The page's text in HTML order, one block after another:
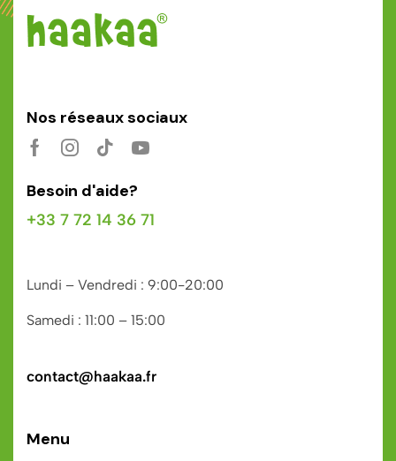
Nos réseaux sociaux
Besoin d'aide?
+33 7 72 14 36 71
Lundi – Vendredi : 9:00-20:00
Samedi : 11:00 – 15:00
contact@haakaa.fr
Menu